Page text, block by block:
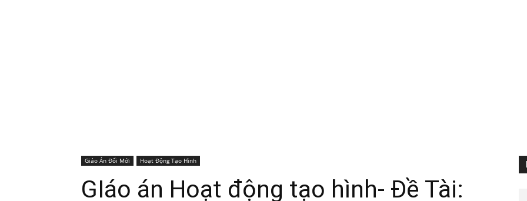
Giáo Án Đổi Mới Hoạt Động Tạo Hình
GIáo án Hoạt động tạo hình- Đề Tài: